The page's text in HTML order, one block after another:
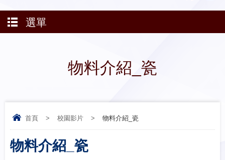
選單
物料介紹_瓷
首頁 > 校園影片 > 物料介紹_瓷
物料介紹_瓷